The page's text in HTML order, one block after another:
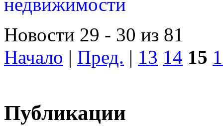
Новости 29 - 30 из 81
Начало | Пред. | 13 14 15
Публикации